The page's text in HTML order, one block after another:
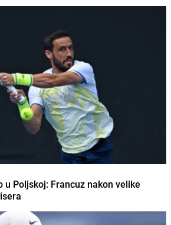
u Poljskoj: Francuz nakon velike